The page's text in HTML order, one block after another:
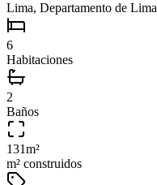
Lima, Departamento de Lima
6
Habitaciones
2
Baños
131m²
m² construidos